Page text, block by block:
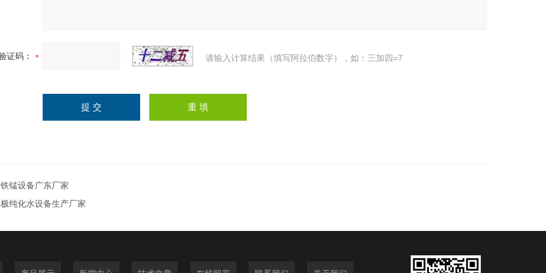
证码： 请输入计算结果（填写阿拉伯数字），如：三加四=7
铁锰设备广东厂家
纯化水设备生产厂家